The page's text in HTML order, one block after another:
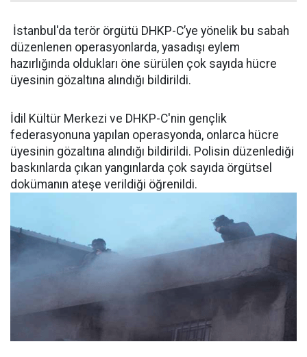
İstanbul'da terör örgütü DHKP-C’ye yönelik bu sabah
düzenlenen operasyonlarda, yasadışı eylem
hazırlığında oldukları öne sürülen çok sayıda hücre
üyesinin gözaltına alındığı bildirildi.
İdil Kültür Merkezi ve DHKP-C'nin gençlik
federasyonuna yapılan operasyonda, onlarca hücre
üyesinin gözaltına alındığı bildirildi. Polisin düzenlediği
baskınlarda çıkan yangınlarda çok sayıda örgütsel
dokümanın ateşe verildiği öğrenildi.